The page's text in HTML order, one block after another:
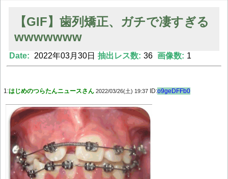
【モー娘。石田亜佑美】ファーストテイク出演も新規獲得ならず？北川莉央が1
【画像あり】FacebookとかTwitterで拾ったエロ画像貼ってくよ
Powered by livedoor 相互RSS
【GIF】歯列矯正、ガチで凄すぎる
wwwwwww
Date: 2022年03月30日 抽出レス数: 36 画像数: 1
1:はじめのつらたんニュースさん 2022/03/26(土) 19:37 ID:o9geDFFb0